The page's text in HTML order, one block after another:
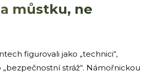
můstku, ne
figurovali jako „technici“,
stráž“. Námořnickou